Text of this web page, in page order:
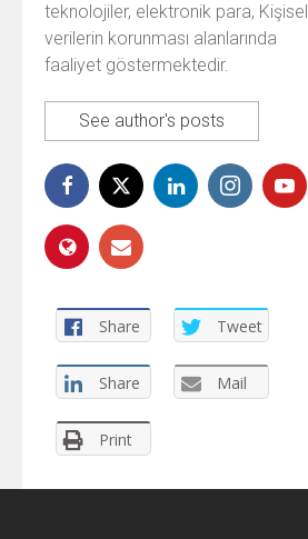
teknolojiler, elektronik para, Kişisel
verilerin korunması alanlarında
faaliyet göstermektedir.
See author's posts
Share Tweet
Share Mail
Print